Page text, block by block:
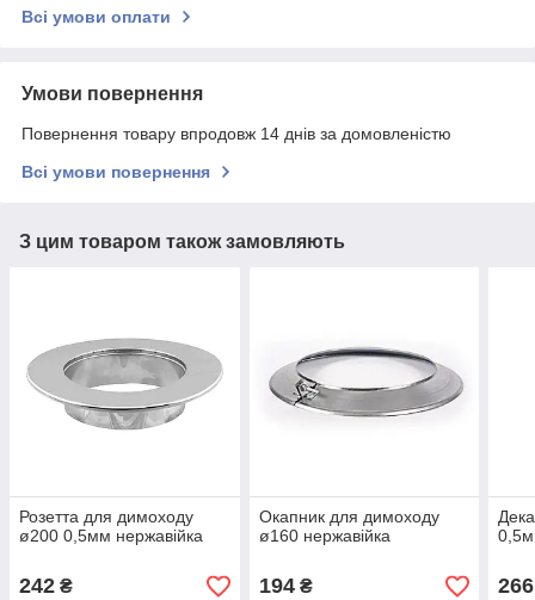
Всі умови оплати
Умови повернення
Повернення товару впродовж 14 днів за домовленістю
Всі умови повернення
З цим товаром також замовляють
Розетта для димоходу
ø200 0,5мм нержавійка
242 ₴
Окапник для димоходу
ø160 нержавійка
194₴ 266